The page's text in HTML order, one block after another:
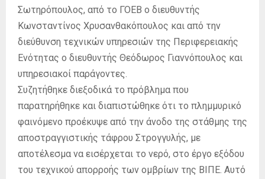
Σωτηρόπουλος, από το ΓΟΕΒ ο διευθυντής
Κωνσταντίνος Χρυσανθακόπουλος και από την
διεύθυνση τεχνικών υπηρεσιών της Περιφερειακής
Ενότητας ο διευθυντής Θεόδωρος Γιαννόπουλος και
υπηρεσιακοί παράγοντες.
Συζητήθηκε διεξοδικά το πρόβλημα που
παρατηρήθηκε και διαπιστώθηκε ότι το πλημμυρικό
φαινόμενο προέκυψε από την άνοδο της στάθμης της
αποστραγγιστικής τάφρου Στρογγυλής, με
αποτέλεσμα να εισέρχεται το νερό, στο έργο εξόδου
του τεχνικού απορροής των ομβρίων της ΒΙΠΕ. Αυτό